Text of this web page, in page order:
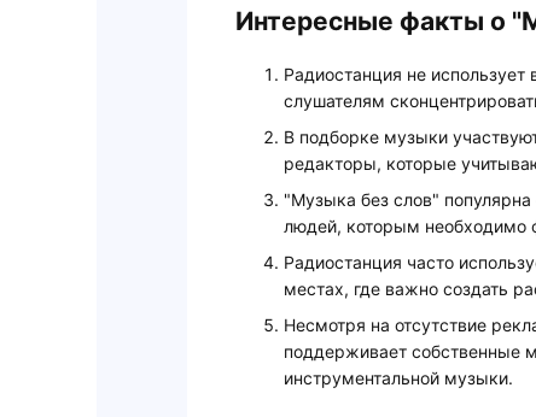
Интересные факты о
Радиостанция не использует
слушателям
В подборке музыки
редакторы, которые
"Музыка без слов"
людей, которым необходимо
Радиостанция часто
местах, где важно создать
Несмотря на отсутствие
поддерживает собственные
инструментальной музыки.